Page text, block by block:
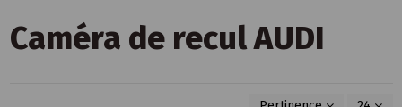
Caméra de recul AUDI